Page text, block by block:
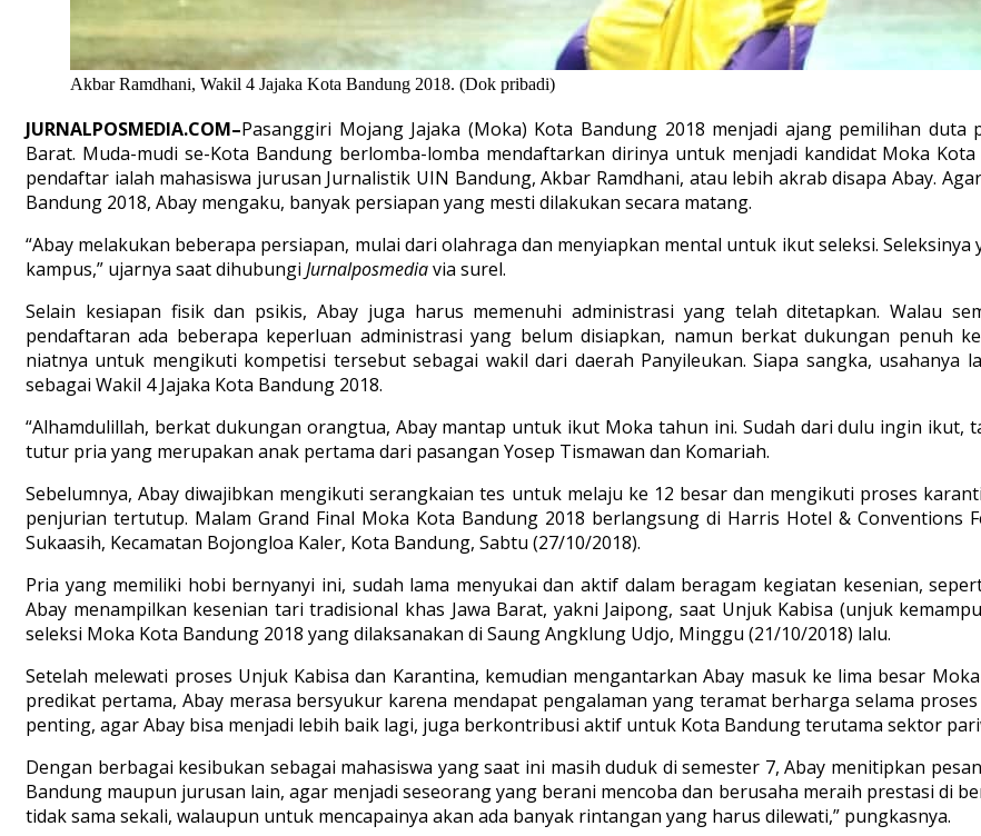
Akbar Ramdhani, Wakil 4 Jajaka Kota Bandung 2018. (Dok pribadi)
JURNALPOSMEDIA.COM–Pasanggiri Mojang Jajaka (Moka) Kota Bandung 2018 menjadi ajang pemilihan
Barat. Muda-mudi se-Kota Bandung berlomba-lomba mendaftarkan dirinya untuk menjadi kandidat Moka
pendaftar ialah mahasiswa jurusan Jurnalistik UIN Bandung, Akbar Ramdhani, atau lebih akrab disapa Abay.
Bandung 2018, Abay mengaku, banyak persiapan yang mesti dilakukan secara matang.
“Abay melakukan beberapa persiapan, mulai dari olahraga dan menyiapkan mental untuk ikut seleksi.
kampus,” ujarnya saat dihubungi Jurnalposmediavia surel.
Selain kesiapan fisik dan psikis, Abay juga harus memenuhi administrasi yang telah ditetapkan. Walau
pendaftaran ada beberapa keperluan administrasi yang belum disiapkan, namun berkat dukungan penuh
niatnya untuk mengikuti kompetisi tersebut sebagai wakil dari daerah Panyileukan. Siapa sangka, usahanya
sebagai Wakil 4 Jajaka Kota Bandung 2018.
“Alhamdulillah, berkat dukungan orangtua, Abay mantap untuk ikut Moka tahun ini. Sudah dari dulu ingin ikut,
tutur pria yang merupakan anak pertama dari pasangan Yosep Tismawan dan Komariah.
Sebelumnya, Abay diwajibkan mengikuti serangkaian tes untuk melaju ke 12 besar dan mengikuti proses
penjurian tertutup. Malam Grand Final Moka Kota Bandung 2018 berlangsung di Harris Hotel & Conventions
Sukaasih, Kecamatan Bojongloa Kaler, Kota Bandung, Sabtu (27/10/2018).
Pria yang memiliki hobi bernyanyi ini, sudah lama menyukai dan aktif dalam beragam kegiatan kesenian,
Abay menampilkan kesenian tari tradisional khas Jawa Barat, yakni Jaipong, saat Unjuk Kabisa (unjuk
seleksi Moka Kota Bandung 2018 yang dilaksanakan di Saung Angklung Udjo, Minggu (21/10/2018) lalu.
Setelah melewati proses Unjuk Kabisa dan Karantina, kemudian mengantarkan Abay masuk ke lima besar
predikat pertama, Abay merasa bersyukur karena mendapat pengalaman yang teramat berharga selama
penting, agar Abay bisa menjadi lebih baik lagi, juga berkontribusi aktif untuk Kota Bandung terutama sektor
Dengan berbagai kesibukan sebagai mahasiswa yang saat ini masih duduk di semester 7, Abay menitipkan
Bandung maupun jurusan lain, agar menjadi seseorang yang berani mencoba dan berusaha meraih prestasi di
tidak sama sekali, walaupun untuk mencapainya akan ada banyak rintangan yang harus dilewati,” pungkasnya.